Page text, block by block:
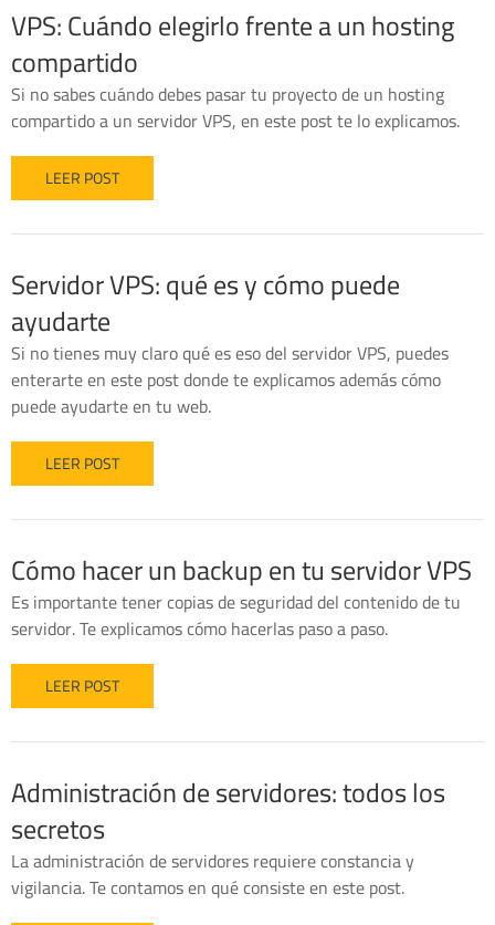
VPS: Cuándo elegirlo frente a un hosting
compartido
Si no sabes cuándo debes pasar tu proyecto de un hosting
compartido a un servidor VPS, en este post te lo explicamos.
LEER POST
Servidor VPS: qué es y cómo puede
ayudarte
Si no tienes muy claro qué es eso del servidor VPS, puedes
enterarte en este post donde te explicamos además cómo
puede ayudarte en tu web.
LEER POST
Cómo hacer un backup en tu servidor VPS
Es importante tener copias de seguridad del contenido de tu
servidor. Te explicamos cómo hacerlas paso a paso.
LEER POST
Administración de servidores: todos los
secretos
La administración de servidores requiere constancia y
vigilancia. Te contamos en qué consiste en este post.